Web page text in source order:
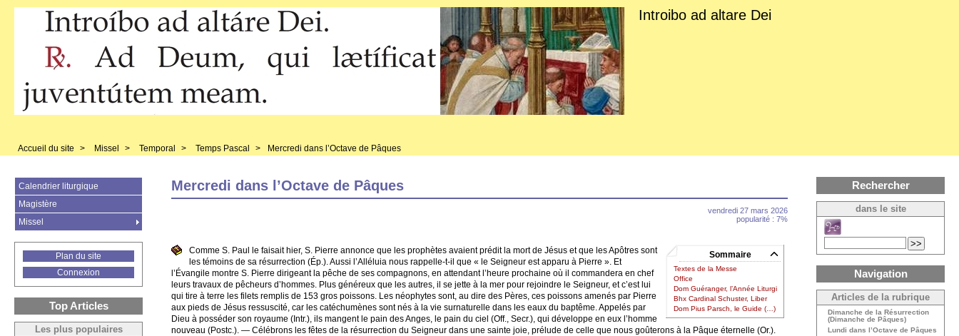
Introibo ad altare Dei
Accueil du site > Missel > Temporal > Temps Pascal > Mercredi dans l’Octave de Pâques
Mercredi dans l’Octave de Pâques
vendredi 27 mars 2026
popularité : 7%
Sommaire
Textes de la Messe
Office
Dom Guéranger, l’Année Liturgi
Bhx Cardinal Schuster, Liber
Dom Pius Parsch, le Guide (…)
Comme S. Paul le faisait hier, S. Pierre annonce que les prophètes avaient prédit la mort de Jésus et que les Apôtres sont
les témoins de sa résurrection (Ép.). Aussi l’Alléluia nous rappelle-t-il que « le Seigneur est apparu à Pierre ». Et
l’Évangile montre S. Pierre dirigeant la pêche de ses compagnons, en attendant l’heure prochaine où il commandera en chef
leurs travaux de pêcheurs d’hommes. Plus généreux que les autres, il se jette à la mer pour rejoindre le Seigneur, et c’est lui
qui tire à terre les filets remplis de 153 gros poissons. Les néophytes sont, au dire des Pères, ces poissons amenés par Pierre
aux pieds de Jésus ressuscité, car les catéchumènes sont nés à la vie surnaturelle dans les eaux du baptême. Appelés par
Dieu à posséder son royaume (Intr.), ils mangent le pain des Anges, le pain du ciel (Off., Secr.), qui développe en eux l’homme
nouveau (Postc.). — Célébrons les fêtes de la résurrection du Seigneur dans une sainte joie, prélude de celle que nous goûterons à la Pâque éternelle (Or.).
Calendrier liturgique
Magistère
Missel
Plan du site
Connexion
Top Articles
Les plus populaires
Rechercher
dans le site
Navigation
Articles de la rubrique
Dimanche de la Résurrection
(Dimanche de Pâques)
Lundi dans l’Octave de Pâques